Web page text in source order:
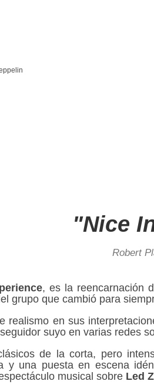
"Nice
Robert
, es la reencarnación
grupo que cambió para
realismo en sus
suyo en varias redes
de la corta, pero
y una puesta en escena
musical sobre Led